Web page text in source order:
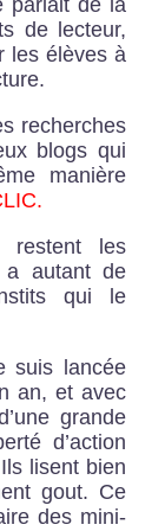
de lecteur,
les élèves à
recherches
blogs qui
manière
restent les
a autant de
qui le
suis lancée
an, et avec
grande
d’action
lisent bien
gout. Ce
des mini-